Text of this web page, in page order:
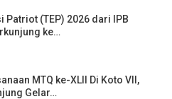
Patriot (TEP) 2026 dari IPB
ke…
MTQ ke-XLII Di Koto VII,
Gelar…